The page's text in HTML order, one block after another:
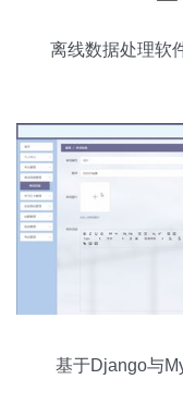
离线数据处理软
基于Django与